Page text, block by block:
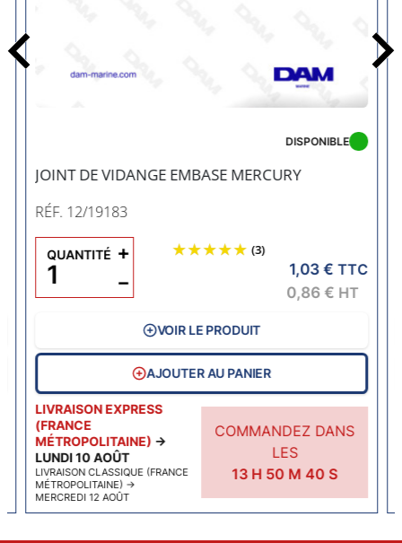
JOINT DE VIDANGE EMBASE MERCURY
RÉF. 12/19183
LIVRAISON EXPRESS
(FRANCE
MÉTROPOLITAINE) →
LUNDI 10 AOÛT
LIVRAISON CLASSIQUE (FRANCE
MÉTROPOLITAINE) →
MERCREDI 12 AOÛT
COMMANDEZ DANS
LES
13 H 50 M 40 S
DISPONIBLE
(3)
1,03 € TTC
0,86 € HT
QUANTITÉ
−
+
VOIR LE PRODUIT
AJOUTER AU PANIER
Précédent